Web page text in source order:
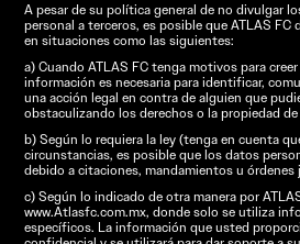
A pesar de su política general de no divulgar
personal a terceros, es posible que ATLAS
en situaciones como las siguientes:
a) Cuando ATLAS FC tenga motivos para
información es necesaria para identificar,
una acción legal en contra de alguien que
obstaculizando los derechos o la propiedad de
b) Según lo requiera la ley (tenga en cuenta
circunstancias, es posible que los datos
debido a citaciones, mandamientos u órdenes
c) Según lo indicado de otra manera por
www.Atlasfc.com.mx, donde solo se utiliza
específicos. La información que usted